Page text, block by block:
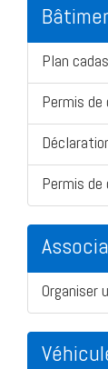
Plan
Permis
Permis de
Organiser